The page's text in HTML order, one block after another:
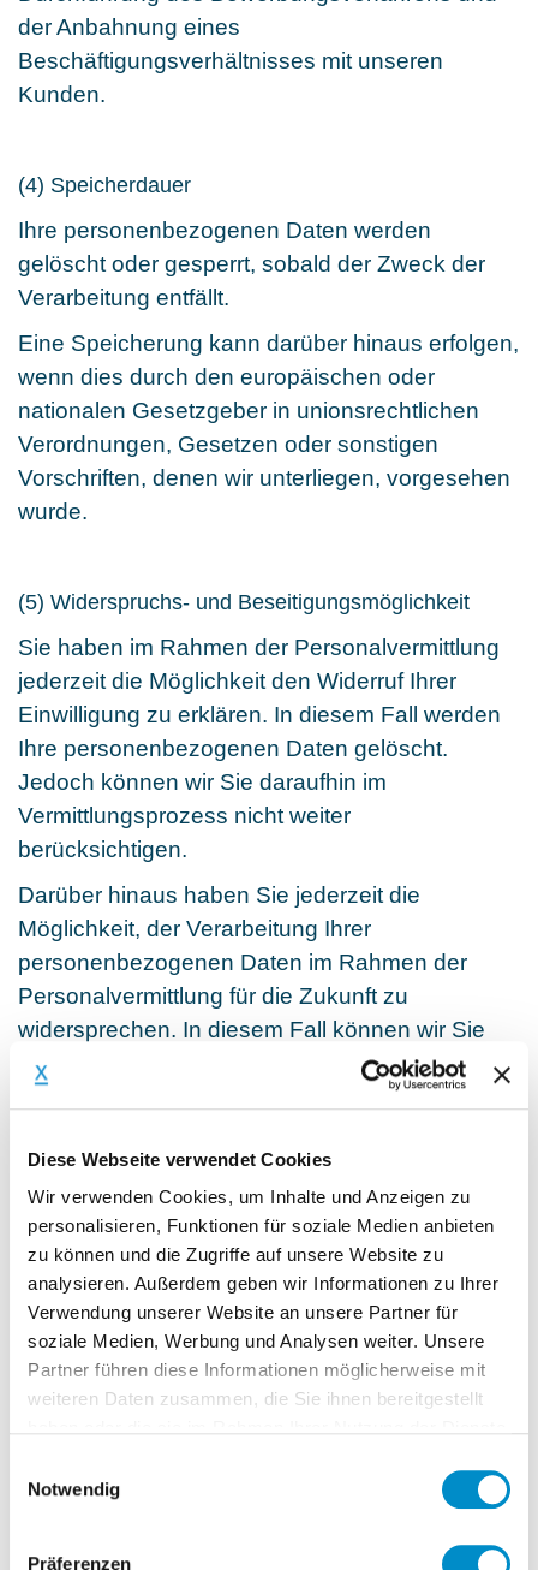
Diese Webseite verwendet Cookies
Wir verwenden Cookies, um Inhalte und Anzeigen zu
personalisieren, Funktionen für soziale Medien anbieten
zu können und die Zugriffe auf unsere Website zu
analysieren. Außerdem geben wir Informationen zu Ihrer
Verwendung unserer Website an unsere Partner für
soziale Medien, Werbung und Analysen weiter. Unsere
Partner führen diese Informationen möglicherweise mit
weiteren Daten zusammen, die Sie ihnen bereitgestellt
Notwendig
Präferenzen
der Anbahnung eines
Beschäftigungsverhältnisses mit unseren
Kunden.
(4) Speicherdauer
Ihre personenbezogenen Daten werden
gelöscht oder gesperrt, sobald der Zweck der
Verarbeitung entfällt.
Eine Speicherung kann darüber hinaus erfolgen,
wenn dies durch den europäischen oder
nationalen Gesetzgeber in unionsrechtlichen
Verordnungen, Gesetzen oder sonstigen
Vorschriften, denen wir unterliegen, vorgesehen
wurde.
(5) Widerspruchs- und Beseitigungsmöglichkeit
Sie haben im Rahmen der Personalvermittlung
jederzeit die Möglichkeit den Widerruf Ihrer
Einwilligung zu erklären. In diesem Fall werden
Ihre personenbezogenen Daten gelöscht.
Jedoch können wir Sie daraufhin im
Vermittlungsprozess nicht weiter
berücksichtigen.
Darüber hinaus haben Sie jederzeit die
Möglichkeit, der Verarbeitung Ihrer
personenbezogenen Daten im Rahmen der
Personalvermittlung für die Zukunft zu
widersprechen. In diesem Fall können wir Sie
jedoch nicht weitervermitteln. Alle
personenbezogenen Daten, die im Zuge der
werden in diesem Fall gelöscht.
d. Vorstellung anonymisierter Profile bei
unseren Kunden (Matching)
(1) Beschreibung und Umfang
Webseite die Möglichkeit an, anonymisierte
Personenprofile zu erhalten. Die dabei von den
Kunden übermittelte Projektbeschreibung prüfen